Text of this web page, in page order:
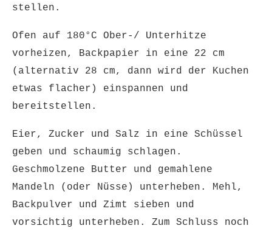
stellen.
Ofen auf 180°C Ober-/ Unterhitze
vorheizen, Backpapier in eine 22 cm
(alternativ 28 cm, dann wird der Kuchen
etwas flacher) einspannen und
bereitstellen.
Eier, Zucker und Salz in eine Schüssel
geben und schaumig schlagen.
Geschmolzene Butter und gemahlene
Mandeln (oder Nüsse) unterheben. Mehl,
Backpulver und Zimt sieben und
vorsichtig unterheben. Zum Schluss noch